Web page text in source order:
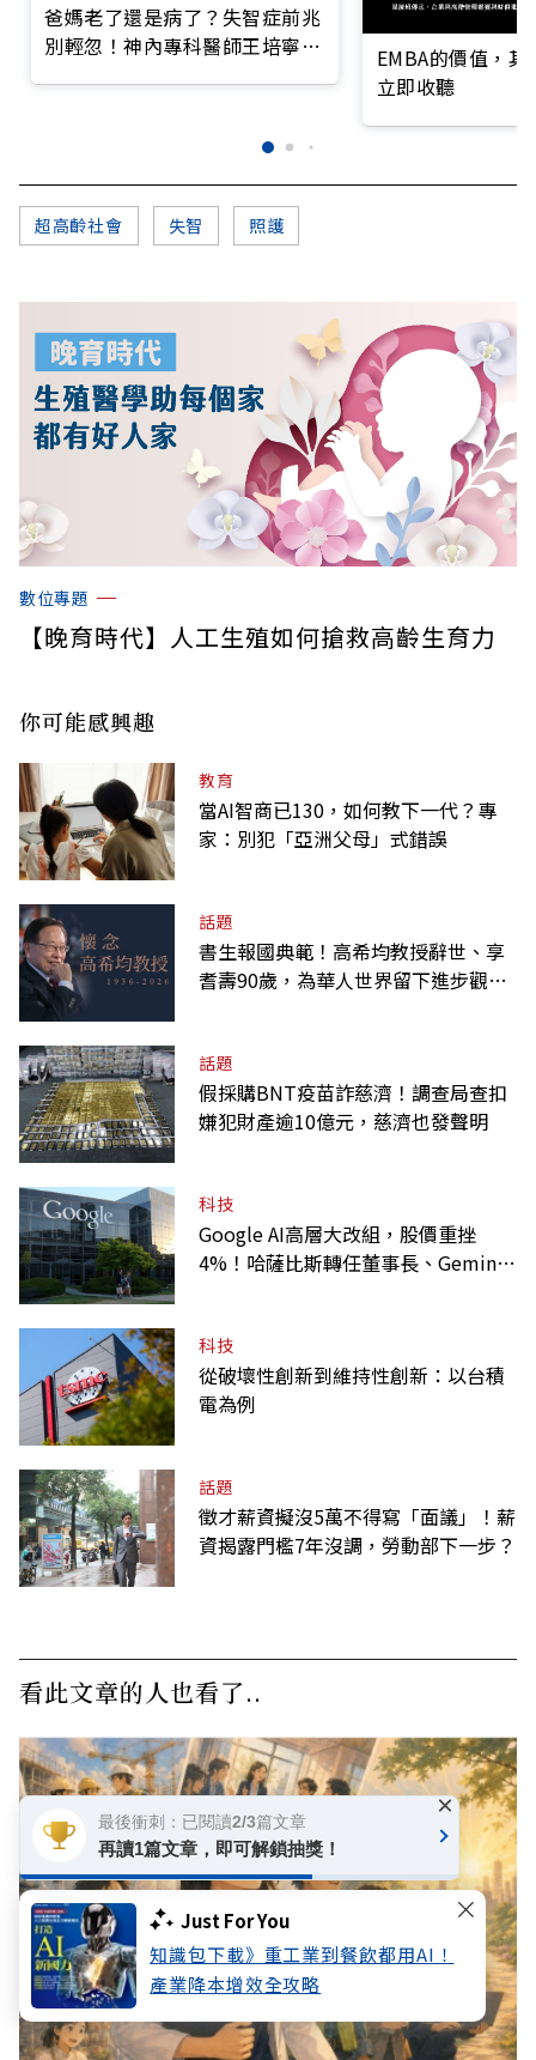
Just For You
知識包下載》重工業到餐飲都用AI！
產業降本增效全攻略
爸媽老了還是病了？失智症前兆
別輕忽！神內專科醫師王培寧呼
EMBA的價值，
立即收聽
超高齡社會 失智 照護
數位專題
【晚育時代】人工生殖如何搶救高齡生育力
你可能感興趣
教育
當AI智商已130，如何教下一代？專
家：別犯「亞洲父母」式錯誤
話題
書生報國典範！高希均教授辭世、享
耆壽90歲，為華人世界留下進步觀念
話題
假採購BNT疫苗詐慈濟！調查局查扣
嫌犯財產逾10億元，慈濟也發聲明
科技
Google AI高層大改組，股價重挫
4%！哈薩比斯轉任董事長、Gemini
科技
從破壞性創新到維持性創新：以台積
電為例
話題
徵才薪資擬沒5萬不得寫「面議」！薪
資揭露門檻7年沒調，勞動部下一步？
看此文章的人也看了..
最後衝刺：已閱讀2/3篇文章
再讀1篇文章，即可解鎖抽獎！
×